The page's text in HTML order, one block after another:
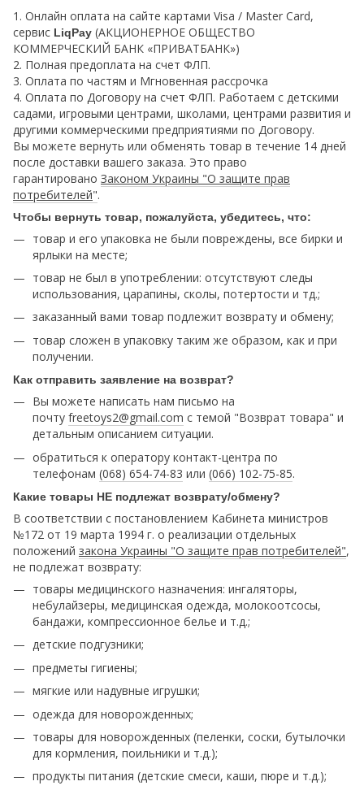
1. Онлайн оплата на сайте картами Visa / Master Card,
сервис LiqPay (АКЦИОНЕРНОЕ ОБЩЕСТВО
КОММЕРЧЕСКИЙ БАНК «ПРИВАТБАНК»)
2. Полная предоплата на счет ФЛП.
3. Оплата по частям и Мгновенная рассрочка
4. Оплата по Договору на счет ФЛП. Работаем с детскими
садами, игровыми центрами, школами, центрами развития и
другими коммерческими предприятиями по Договору.
Вы можете вернуть или обменять товар в течение 14 дней
после доставки вашего заказа. Это право
гарантировано Законом Украины "О защите прав
потребителей".
Чтобы вернуть товар, пожалуйста, убедитесь, что:
товар и его упаковка не были повреждены, все бирки и
ярлыки на месте;
товар не был в употреблении: отсутствуют следы
использования, царапины, сколы, потертости и тд.;
заказанный вами товар подлежит возврату и обмену;
товар сложен в упаковку таким же образом, как и при
получении.
Как отправить заявление на возврат?
Вы можете написать нам письмо на
почту freetoys2@gmail.com c темой "Возврат товара" и
детальным описанием ситуации.
обратиться к оператору контакт-центра по
телефонам (068) 654-74-83 или (066) 102-75-85.
Какие товары НЕ подлежат возврату/обмену?
В соответствии с постановлением Кабинета министров
№172 от 19 марта 1994 г. о реализации отдельных
положений закона Украины "О защите прав потребителей",
не подлежат возврату:
товары медицинского назначения: ингаляторы,
небулайзеры, медицинская одежда, молокоотсосы,
бандажи, компрессионное белье и т.д.;
детские подгузники;
предметы гигиены;
мягкие или надувные игрушки;
одежда для новорожденных;
товары для новорожденных (пеленки, соски, бутылочки
для кормления, поильники и т.д.);
продукты питания (детские смеси, каши, пюре и т.д.);